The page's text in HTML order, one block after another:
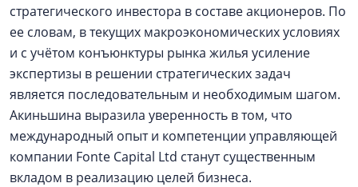
стратегического инвестора в составе акционеров. По
ее словам, в текущих макроэкономических условиях
и с учётом конъюнктуры рынка жилья усиление
экспертизы в решении стратегических задач
является последовательным и необходимым шагом.
Акиньшина выразила уверенность в том, что
международный опыт и компетенции управляющей
компании Fonte Capital Ltd станут существенным
вкладом в реализацию целей бизнеса.